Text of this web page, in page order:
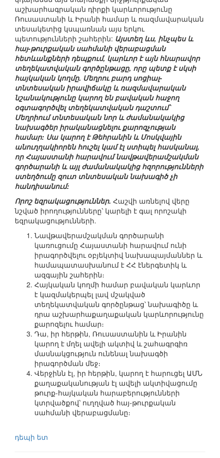
աշխարհագրական դիրքի կարևորությունը
Ռուսաստանի և Իրանի համար և ռազմավարական
տեսակետից կսպառնան այս երկու
պետությունների շահերին: Այստեղ ևս, ինչպես և
հայ-թուրքական սահմանի վերաբացման
հետևանքների դեպքում, կարևոր է այն հնարավոր
տեղեկատվական գործընթացը, որը պետք է սկսի
հայկական կողմը. Մեղրու բարդ սոցիալ-
տնտեսական իրավիճակը և ռազմավարական
նշանակությունը կարող են բավական հաջող
օգտագործվել տեղեկատվական դաշտում՝
Մեղրիում տնտեսական նոր և ժամանակակից
նախագծեր իրականացնելու քարոզչության
համար: Սա կարող է Թեհրանին և Մոսկվային
անուղղակիորեն հուշել կամ էլ ստիպել հասկանալ,
որ Հայաստանի հարավում նավթավերամշակման
գործարանի և այլ ժամանակակից հզորությունների
ստեղծումը զուտ տնտեսական նախագիծ չի
հանդիսանում:
Որոշ եզրակացություններ. Հաշվի առնելով վերը
նշված իրողությունները՝ կարելի է գալ որոշակի
եզրակացությունների.
Նավթավերամշակման գործարանի
կառուցումը Հայաստանի հարավում ունի
իրագործվելու օբյեկտիվ նախապայմաններ և
համապատասխանում է ՀՀ էներգետիկ և
ազգային շահերին։
Հայկական կողմի համար բավական կարևոր
է կազմակերպել լավ մշակված
տեղեկատվական գործընթաց՝ նախագիծը և
դրա աշխարհաքաղաքական կարևորությունը
քարոզելու համար։
Դա, իր հերթին, Ռուսաստանին և Իրանին
կարող է մղել ավելի ակտիվ և շահագրգիռ
մասնակցություն ունենալ նախագծի
իրագործման մեջ։
Վերջինն էլ, իր հերթին, կարող է հարուցել ԱՄՆ
քաղաքականության էլ ավելի ակտիվացումը
թուրք-հայկական հարաբերությունների
կտրվածքով՝ ուղղված հայ-թուրքական
սահմանի վերաբացմանը։
դեպի ետ